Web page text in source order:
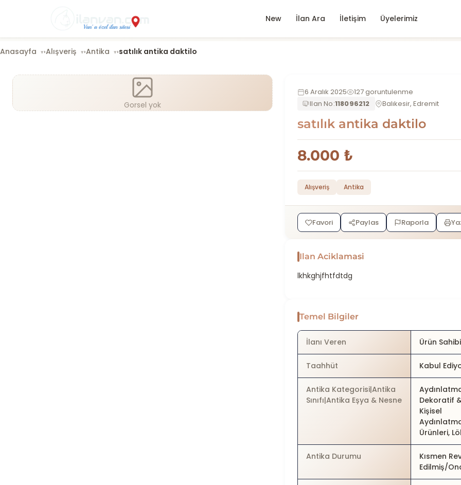
New İlan Ara İletişim Üyelerimiz
Anasayfa ›Alışveriş ›Antika ›satılık antika daktilo
Gorsel yok
6 Aralık 2025
127 goruntulenme
Ilan No:118096212 Balıkesir, Edremit
satılık antika daktilo
8.000 ₺
Alışveriş Antika
Favori Paylas Raporla
Ilan Aciklamasi
lkhkghjfhtfdtdg
Temel Bilgiler
İlanı Veren Ürün Sahibi
Taahhüt Kabul
Antika Kategorisi|Antika
Sınıfı|Antika Eşya & Nesne
Dekoratif
Kişisel
Ürünleri,
Antika Durumu
Kısmen
Edilmiş/